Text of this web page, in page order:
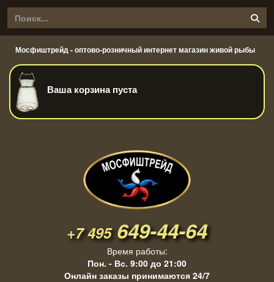
Мосфиштрейд - оптово-розничный интернет магазин живой рыбы
Ваша корзина пуста
+7 495649-44-64
Время работы:
Пон. - Вс. 9:00 до 21:00
Онлайн заказы принимаются 24/7